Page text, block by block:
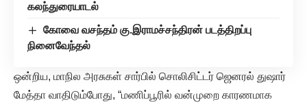
கலந்துரையாடல்
கோவை வசந்தம் கு.இராமச்சந்திரன் படத்திறப்பு
நினைவேந்தல்
ஒன்றிய, மாநில அரசுகள் சார்பில் சொலிசிட்டர் ஜெனரல் துஷார்
மேத்தா வாதிடும்போது, “மணிப்பூரில் வன்முறை காரணமாக